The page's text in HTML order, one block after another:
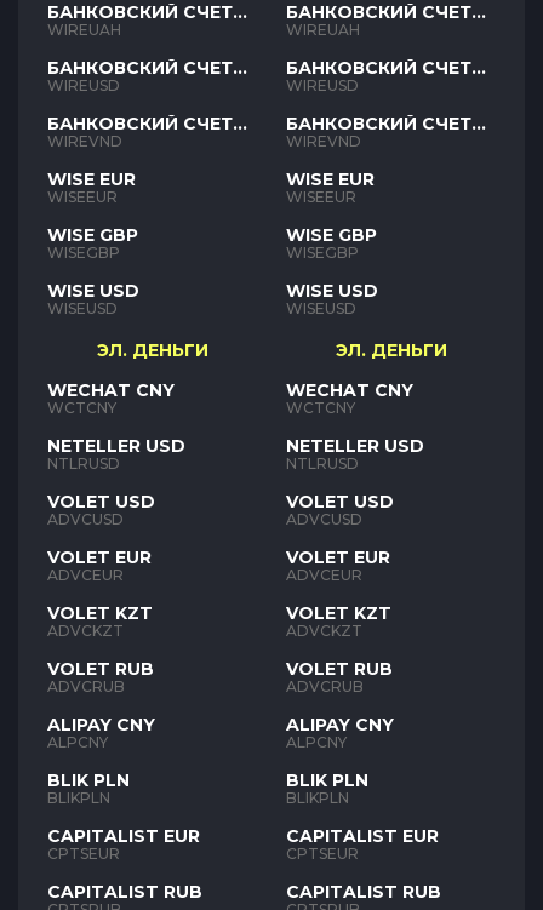
БАНКОВСКИЙ СЧЕТ
UAH
WIREUAH
БАНКОВСКИЙ СЧЕТ
USD
WIREUSD
БАНКОВСКИЙ СЧЕТ
VND
WIREVND
WISE EUR
WISEEUR
WISE GBP
WISEGBP
WISE USD
WISEUSD
ЭЛ. ДЕНЬГИ
WECHAT CNY
WCTCNY
NETELLER USD
NTLRUSD
VOLET USD
ADVCUSD
VOLET EUR
ADVCEUR
VOLET KZT
ADVCKZT
VOLET RUB
ADVCRUB
ALIPAY CNY
ALPCNY
BLIK PLN
BLIKPLN
CAPITALIST EUR
CPTSEUR
CAPITALIST RUB
БАНКОВСКИЙ СЧЕТ
UAH
WIREUAH
БАНКОВСКИЙ СЧЕТ
USD
WIREUSD
БАНКОВСКИЙ СЧЕТ
VND
WIREVND
WISE EUR
WISEEUR
WISE GBP
WISEGBP
WISE USD
WISEUSD
ЭЛ. ДЕНЬГИ
WECHAT CNY
WCTCNY
NETELLER USD
NTLRUSD
VOLET USD
ADVCUSD
VOLET EUR
ADVCEUR
VOLET KZT
ADVCKZT
VOLET RUB
ADVCRUB
ALIPAY CNY
ALPCNY
BLIK PLN
BLIKPLN
CAPITALIST EUR
CPTSEUR
CAPITALIST RUB